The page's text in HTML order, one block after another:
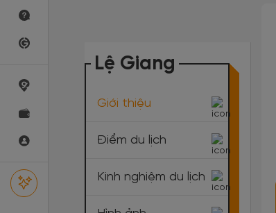
Lệ Giang
Giới thiệu
Điểm du lịch
Kinh nghiệm du lịch